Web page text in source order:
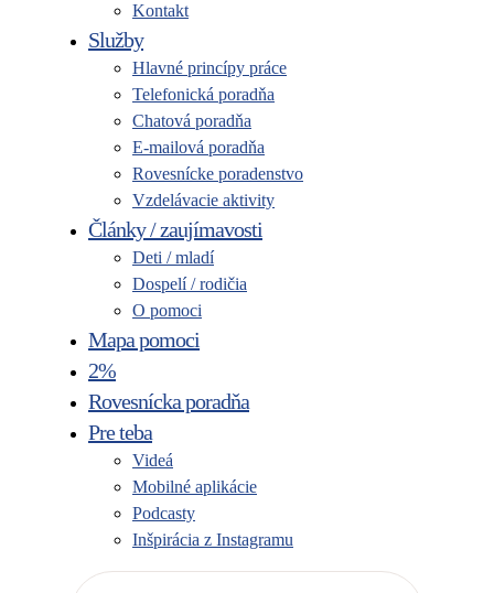
Kontakt
Služby
Hlavné princípy práce
Telefonická poradňa
Chatová poradňa
E-mailová poradňa
Rovesnícke poradenstvo
Vzdelávacie aktivity
Články / zaujímavosti
Deti / mladí
Dospelí / rodičia
O pomoci
Mapa pomoci
2%
Rovesnícka poradňa
Pre teba
Videá
Mobilné aplikácie
Podcasty
Inšpirácia z Instagramu